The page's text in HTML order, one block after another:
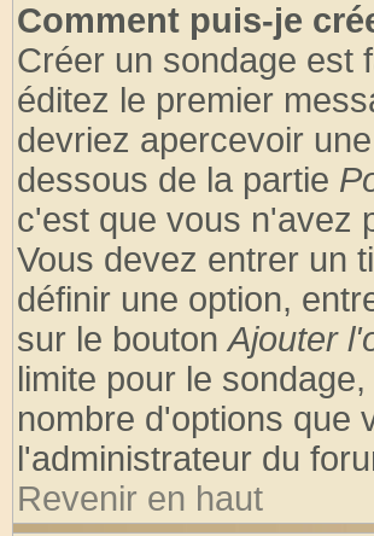
Comment puis-je
Créer un sondage est
éditez le premier
devriez apercevoir
dessous de la partie
c'est que vous n'avez
Vous devez entrer un
définir une option,
sur le boutonAjouter
limite pour le
nombre d'options que
l'administrateur du
Revenir en haut